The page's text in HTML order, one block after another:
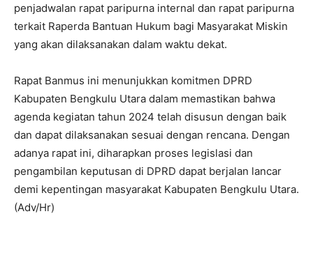
penjadwalan rapat paripurna internal dan rapat paripurna
terkait Raperda Bantuan Hukum bagi Masyarakat Miskin
yang akan dilaksanakan dalam waktu dekat.
Rapat Banmus ini menunjukkan komitmen DPRD
Kabupaten Bengkulu Utara dalam memastikan bahwa
agenda kegiatan tahun 2024 telah disusun dengan baik
dan dapat dilaksanakan sesuai dengan rencana. Dengan
adanya rapat ini, diharapkan proses legislasi dan
pengambilan keputusan di DPRD dapat berjalan lancar
demi kepentingan masyarakat Kabupaten Bengkulu Utara.
(Adv/Hr)